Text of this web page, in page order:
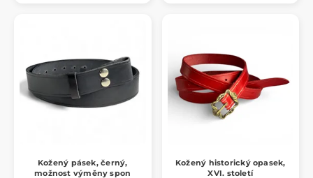
Kožený pásek, černý,
možnost výměny spon
Kožený historický opasek,
XVI. století